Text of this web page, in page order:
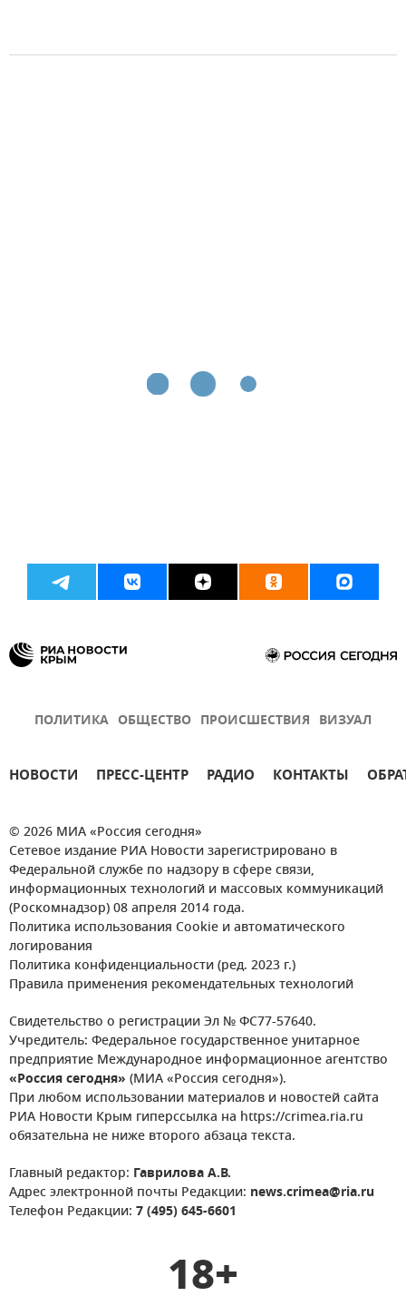
ПОЛИТИКА ОБЩЕСТВО ПРОИСШЕСТВИЯ ВИЗУАЛ
НОВОСТИ ПРЕСС-ЦЕНТР РАДИО КОНТАКТЫ
© 2026 МИА «Россия сегодня»
Сетевое издание РИА Новости зарегистрировано в
Федеральной службе по надзору в сфере связи,
информационных технологий и массовых коммуникаций
(Роскомнадзор) 08 апреля 2014 года.
Политика использования Cookie и автоматического
логирования
Политика конфиденциальности (ред. 2023 г.)
Правила применения рекомендательных технологий
Свидетельство о регистрации Эл № ФС77-57640.
Учредитель: Федеральное государственное унитарное
предприятие Международное информационное агентство
«Россия сегодня» (МИА «Россия сегодня»).
При любом использовании материалов и новостей сайта
РИА Новости Крым гиперссылка на https://crimea.ria.ru
обязательна не ниже второго абзаца текста.
Главный редактор: Гаврилова А.В.
Адрес электронной почты Редакции: news.crimea@ria.ru
Телефон Редакции: 7 (495) 645-6601
18+